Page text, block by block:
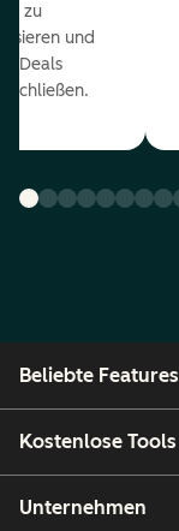
zu
und
Deals
Beliebte Features
Kostenlose Tools
Unternehmen